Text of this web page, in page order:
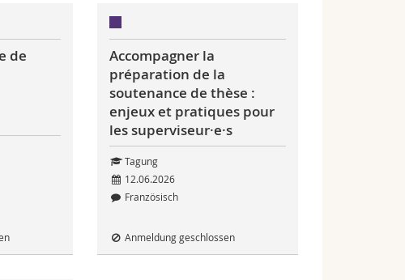
de
Accompagner la
préparation de la
soutenance de thèse :
enjeux et pratiques pour
les superviseur·e·s
Tagung
12.06.2026
Französisch
Anmeldung geschlossen